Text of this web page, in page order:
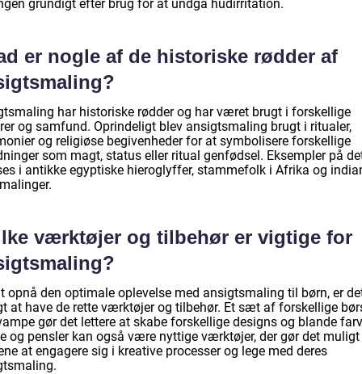
grundigt efter brug for at undgå hudirritation.
er nogle af de historiske rødder af
har historiske rødder og har været brugt i forskellige
og samfund. Oprindeligt blev ansigtsmaling brugt i ritualer,
og religiøse begivenheder for at symbolisere forskellige
som magt, status eller ritual genfødsel. Eksempler på
i antikke egyptiske hieroglyffer, stammefolk i Afrika og
værktøjer og tilbehør er vigtige for
opnå den optimale oplevelse med ansigtsmaling til børn, er
at have de rette værktøjer og tilbehør. Et sæt af forskellige
gør det lettere at skabe forskellige designs og blande
og pensler kan også være nyttige værktøjer, der gør det
at engagere sig i kreative processer og lege med deres